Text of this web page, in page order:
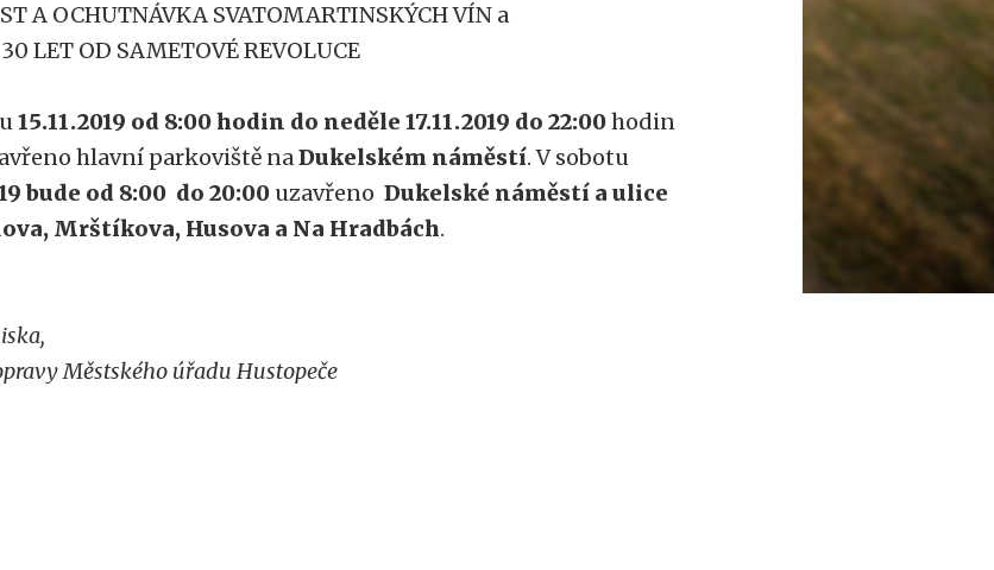
A OCHUTNÁVKA SVATOMARTINSKÝCH VÍN a
LET OD SAMETOVÉ REVOLUCE
15.11.2019 od 8:00 hodin do neděle 17.11.2019 do 22:00hodin
hlavní parkoviště naDukelském náměstí. V sobotu
bude od 8:00 do 20:00 uzavřenoDukelské náměstí a ulice
Mrštíkova, Husova a Na Hradbách.
Městského úřadu Hustopeče